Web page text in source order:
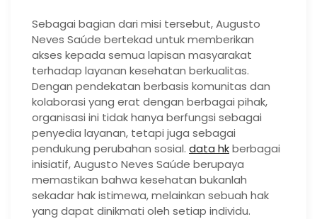
Sebagai bagian dari misi tersebut, Augusto
Neves Saúde bertekad untuk memberikan
akses kepada semua lapisan masyarakat
terhadap layanan kesehatan berkualitas.
Dengan pendekatan berbasis komunitas dan
kolaborasi yang erat dengan berbagai pihak,
organisasi ini tidak hanya berfungsi sebagai
penyedia layanan, tetapi juga sebagai
pendukung perubahan sosial. data hkberbagai
inisiatif, Augusto Neves Saúde berupaya
memastikan bahwa kesehatan bukanlah
sekadar hak istimewa, melainkan sebuah hak
yang dapat dinikmati oleh setiap individu.